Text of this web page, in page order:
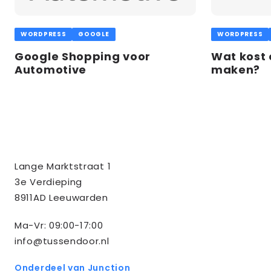
WORDPRESS GOOGLE
Google Shopping voor
Automotive
WORDPRESS
Wat kost
maken?
informatie
Lange Marktstraat 1
3e Verdieping
8911AD Leeuwarden
Ma-Vr: 09:00-17:00
info@tussendoor.nl
Onderdeel van Junction